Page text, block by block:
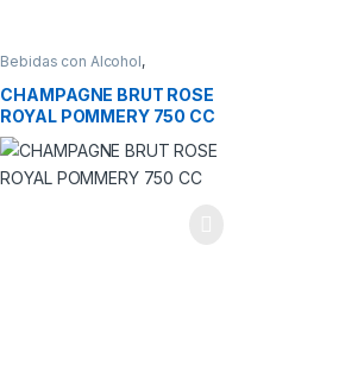
Bebidas con Alcohol,
CHAMPAGNE BRUT ROSE
ROYAL POMMERY 750 CC